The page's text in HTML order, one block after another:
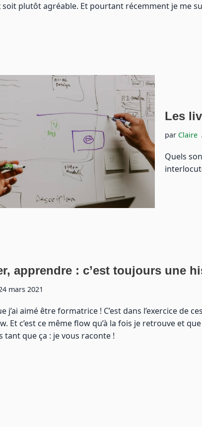
soit plutôt agréable. Et pourtant récemment je me
Les
par Claire
Quels
apprendre : c’est toujours une
mars 2021
j’ai aimé être formatrice ! C’est dans l’exercice de
Et c’est ce même flow qu’à la fois je retrouve et
tant que ça : je vous raconte !